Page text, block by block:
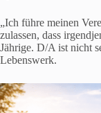
„Ich führe meinen
zulassen, dass
Jährige. D/A ist nicht
Lebenswerk.